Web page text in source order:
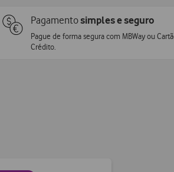
Pagamentosimples e seguro
Pague de forma segura com MBWay ou
Crédito.